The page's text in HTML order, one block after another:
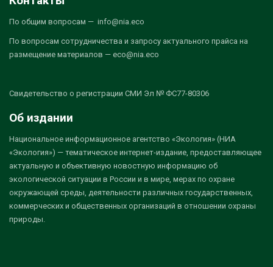
По общим вопросам — info@nia.eco
По вопросам сотрудничества и запросу актуального прайса на
размещение материалов — eco@nia.eco
Свидетельство о регистрации СМИ Эл № ФС77-80306
Об издании
Национальное информационное агентство «Экология» (НИА
«Экология») — тематическое интернет-издание, предоставляющее
актуальную и объективную новостную информацию об
экологической ситуации в России и в мире, мерах по охране
окружающей среды, деятельности различных государственных,
коммерческих и общественных организаций в отношении охраны
природы.